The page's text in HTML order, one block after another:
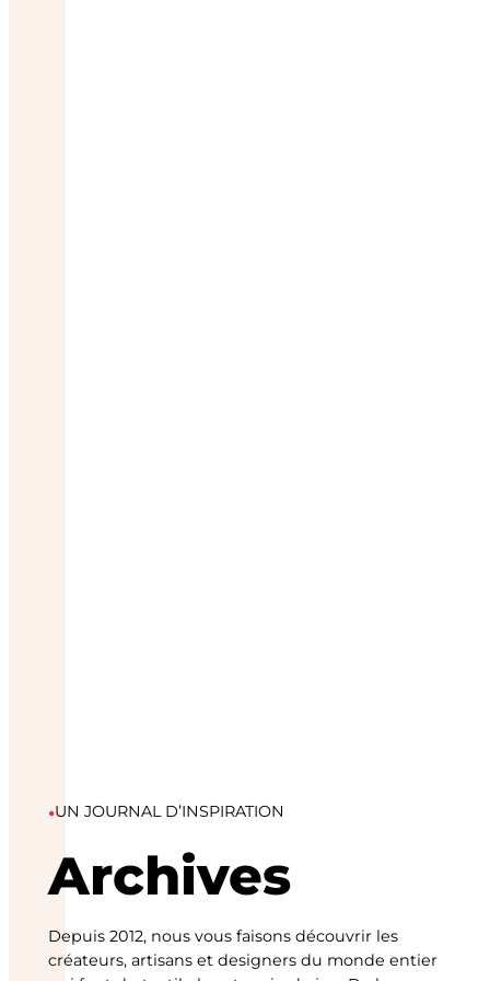
•UN JOURNAL D’INSPIRATION
Archives
Depuis 2012, nous vous faisons découvrir les
créateurs, artisans et designers du monde entier